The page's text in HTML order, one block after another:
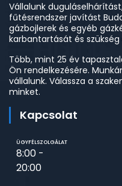
Vállalunk
fűtésrendszer javítást
gázbojlerek és egyéb
karbantartását és
Több, mint 25 év
Ön rendelkezésére.
vállalunk. Válassza a
minket.
Kapcsolat
ÜGYFÉLSZOLGÁLAT
8:00 -
20:00